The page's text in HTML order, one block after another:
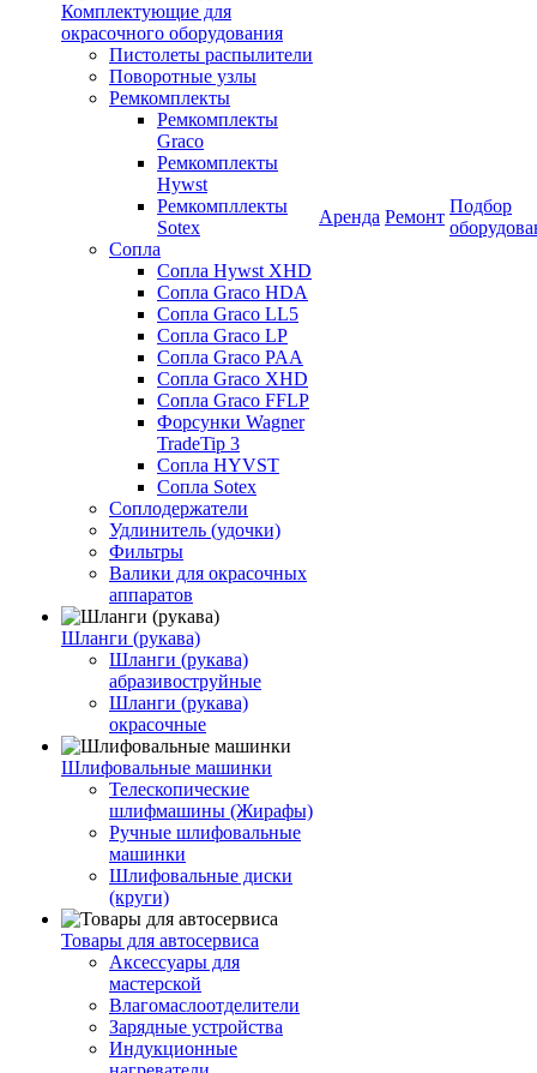
Комплектующие для
окрасочного оборудования
Пистолеты распылители
Поворотные узлы
Ремкомплекты
Ремкомплекты
Graco
Ремкомплекты
Hywst
Ремкомпллекты
Sotex
Сопла
Сопла Hywst XHD
Сопла Graco HDA
Сопла Graco LL5
Сопла Graco LP
Сопла Graco PAA
Сопла Graco XHD
Сопла Graco FFLP
Форсунки Wagner
TradeTip 3
Сопла HYVST
Сопла Sotex
Соплодержатели
Удлинитель (удочки)
Фильтры
Валики для окрасочных
аппаратов
Шланги (рукава)
Шланги (рукава)
абразивоструйные
Шланги (рукава)
окрасочные
Шлифовальные машинки
Телескопические
шлифмашины (Жирафы)
Ручные шлифовальные
машинки
Шлифовальные диски
(круги)
Товары для автосервиса
Аксессуары для
мастерской
Влагомаслоотделители
Зарядные устройства
Индукционные
Аренда Ремонт
Подбор